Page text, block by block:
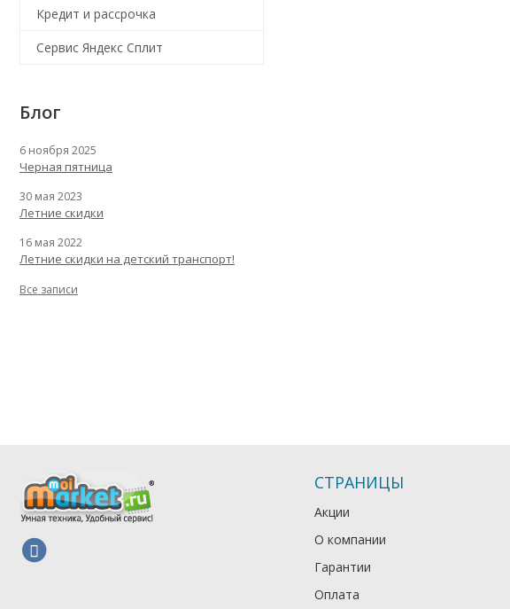
Кредит и рассрочка
Сервис Яндекс Сплит
Блог
6 ноября 2025
Черная пятница
30 мая 2023
Летние скидки
16 мая 2022
Летние скидки на детский транспорт!
Все записи
СТРАНИЦЫ
Акции
О компании
Гарантии
Оплата